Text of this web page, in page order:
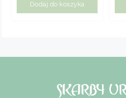
Dodaj do koszyka